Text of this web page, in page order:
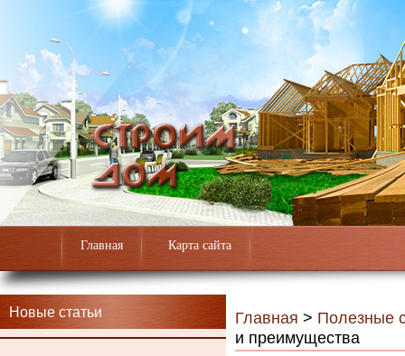
Главная Карта сайта
Новые статьи Главная > Полезные
и преимущества